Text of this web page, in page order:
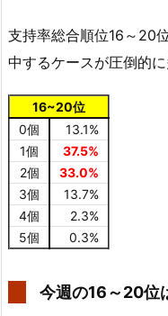
支持率総合順位16～20
中するケースが圧倒的
16~20位
0個
13.1%
1個
37.5%
2個
33.0%
3個
13.7%
4個
2.3%
5個
0.3%
今週の16～20位